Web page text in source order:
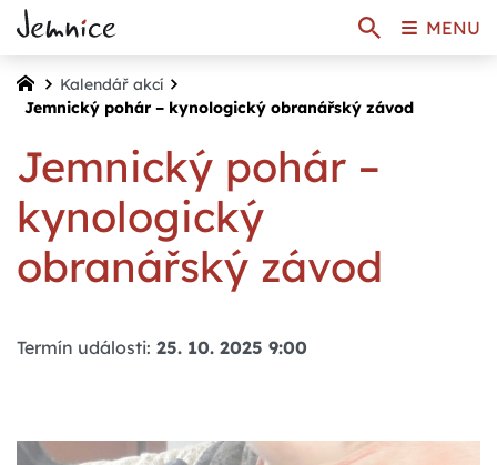
Kalendář akcí
Jemnický pohár – kynologický obranářský závod
Jemnický pohár –
kynologický
obranářský závod
Termín události: 25. 10. 2025 9:00
MENU